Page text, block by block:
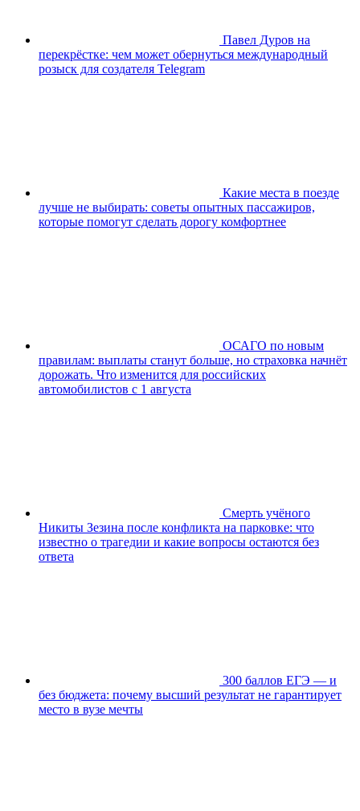
Павел Дуров на
перекрёстке: чем может обернуться международный
розыск для создателя Telegram
Какие места в поезде
лучше не выбирать: советы опытных пассажиров,
которые помогут сделать дорогу комфортнее
ОСАГО по новым
правилам: выплаты станут больше, но страховка начнёт
дорожать. Что изменится для российских
автомобилистов с 1 августа
Смерть учёного
Никиты Зезина после конфликта на парковке: что
известно о трагедии и какие вопросы остаются без
ответа
300 баллов ЕГЭ — и
без бюджета: почему высший результат не гарантирует
место в вузе мечты